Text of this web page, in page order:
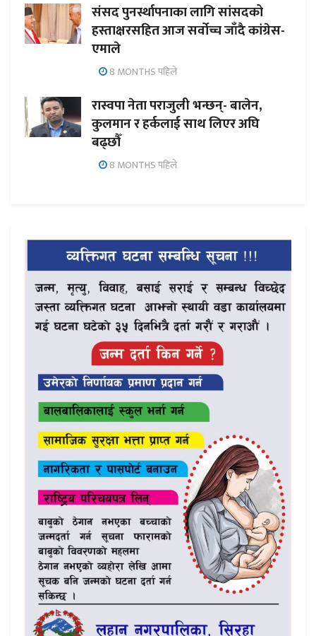
संसद पुनर्स्थापनाका लागि सांसदको
हस्ताक्षरसहित आज सर्वोच्च जाँदै कांग्रेस-
एमाले
8 MONTHS पहिले
रास्वपा नेता पराजुली भन्छन्- बालेन,
कुलमान र हर्कलाई साथ लिएर अघि
बढ्छौँ
8 MONTHS पहिले